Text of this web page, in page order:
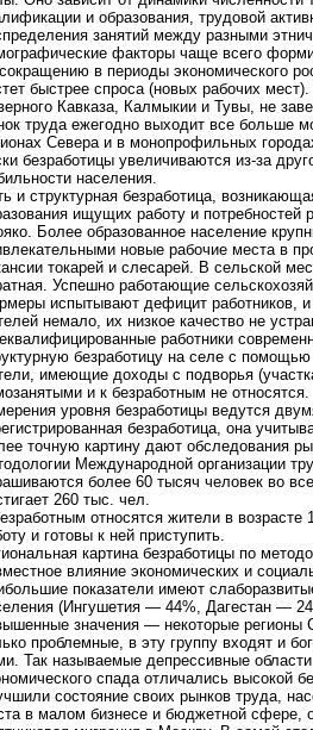
и образования, трудовой
занятий между разными
факторы чаще всего
в периоды экономического
быстрее спроса (новых рабочих
Кавказа, Калмыкии и Тувы, не
труда ежегодно выходит все больше
Севера и в монопрофильных
безработицы увеличиваются из-за
населения.
и структурная безработица,
ищущих работу и потребностей
Более образованное население
новые рабочие места в
токарей и слесарей. В сельской
Успешно работающие
испытывают дефицит работников, и
немало, их низкое качество не
работники
безработицу на селе с помощью
имеющие доходы с подворья
и к безработным не относятся.
уровня безработицы ведутся
безработица, она
точную картину дают обследования
Международной организации
более 60 тысяч человек во
260 тыс. чел.
относятся жители в
и готовы к ней приступить.
картина безработицы по
влияние экономических и
показатели имеют
(Ингушетия — 44%, Дагестан —
значения — некоторые регионы
проблемные, в эту группу входят и
Так называемые депрессивные
спада отличались высокой
состояние своих рынков труда,
в малом бизнесе и бюджетной сфере,